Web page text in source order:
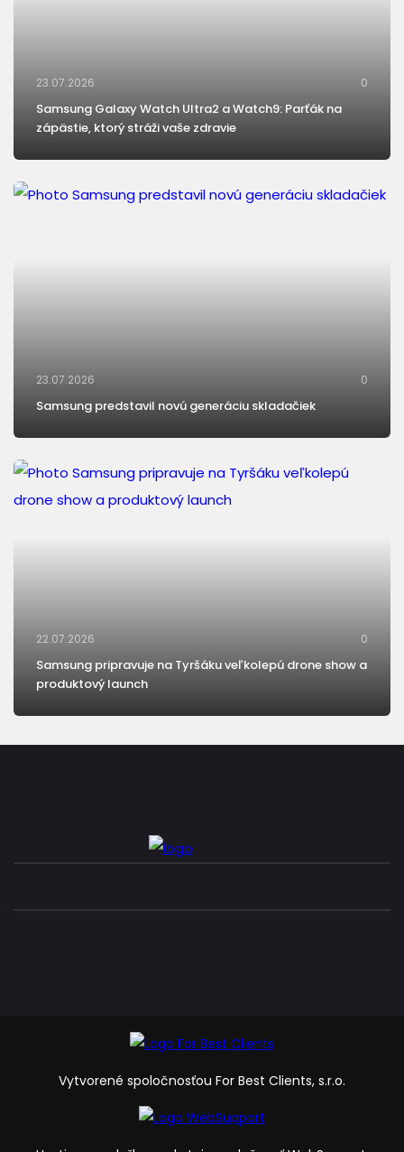
23.07.2026 0
Samsung Galaxy Watch Ultra2 a Watch9: Parťák na
zápästie, ktorý stráži vaše zdravie
23.07.2026 0
Samsung predstavil novú generáciu skladačiek
22.07.2026 0
Samsung pripravuje na Tyršáku veľkolepú drone show a
produktový launch
Vytvorené spoločnosťou For Best Clients, s.r.o.